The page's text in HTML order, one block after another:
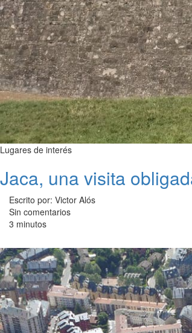
Lugares de interés
Jaca, una visita
Escrito por: Victor Alós
Sin comentarios
3 minutos